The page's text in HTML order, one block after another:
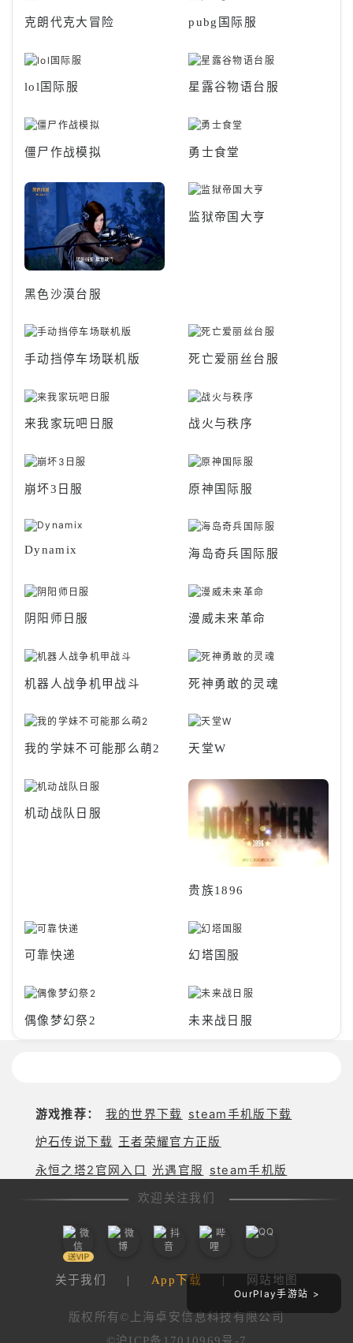
OurPlay手游站 >
克朗代克大冒险 pubg国际服
lol国际服 星露谷物语台服
僵尸作战模拟 勇士食堂
黑色沙漠台服
监狱帝国大亨
手动挡停车场联机版 死亡爱丽丝台服
来我家玩吧日服 战火与秩序
崩坏3日服 原神国际服
Dynamix 海岛奇兵国际服
阴阳师日服 漫威未来革命
机器人战争机甲战斗 死神勇敢的灵魂
我的学妹不可能那么萌2 天堂W
机动战队日服
贵族1896
可靠快递 幻塔国服
偶像梦幻祭2 未来战日服
游戏推荐： 我的世界下载
steam手机版下载
炉石传说下载 王者荣耀官方正版
永恒之塔2官网入口 光遇官服
steam手机版
欢迎关注我们
关于我们 | App下载 | 网站地图
版权所有©上海卓安信息科技有限公司